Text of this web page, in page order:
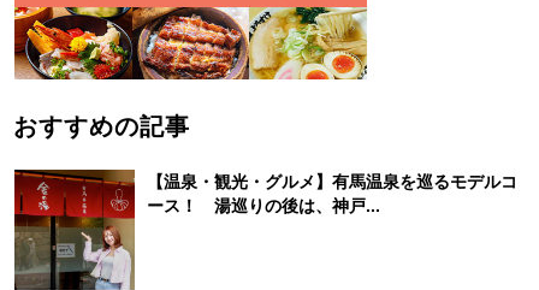
おすすめの記事
【温泉・観光・グルメ】有馬温泉を巡るモデルコ
ース！ 湯巡りの後は、神戸...